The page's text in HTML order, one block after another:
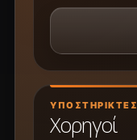
ΥΠΟΣΤΗΡΙΚΤΈΣ
Χορηγοί